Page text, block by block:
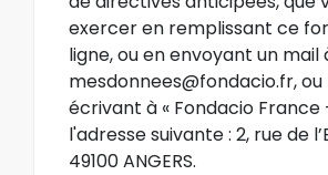
exercer en remplissant ce
ligne, ou en envoyant un mail
mesdonnees@fondacio.fr,
écrivant à « Fondacio France
l'adresse suivante : 2, rue de
49100 ANGERS.